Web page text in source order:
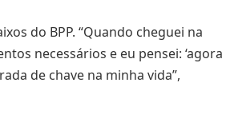
do BPP. “Quando cheguei na
necessários e eu pensei: ‘agora
de chave na minha vida”,